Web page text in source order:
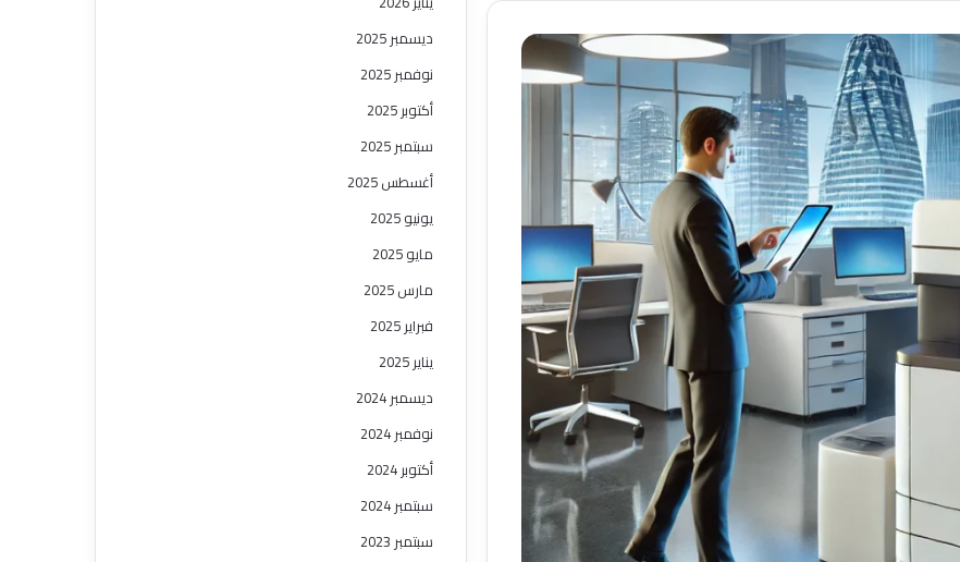
ديسمبر 2025
نوفمبر 2025
أكتوبر 2025
سبتمبر 2025
أغسطس 2025
يونيو 2025
مايو 2025
مارس 2025
فبراير 2025
يناير 2025
ديسمبر 2024
نوفمبر 2024
أكتوبر 2024
سبتمبر 2024
سبتمبر 2023